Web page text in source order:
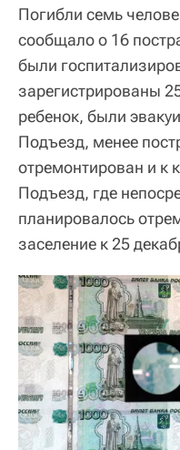
Погибли семь
сообщало о 16
были
зарегистрированы
ребенок, были
Подъезд, менее
отремонтирован и к
Подъезд, где
планировалось
заселение к 25